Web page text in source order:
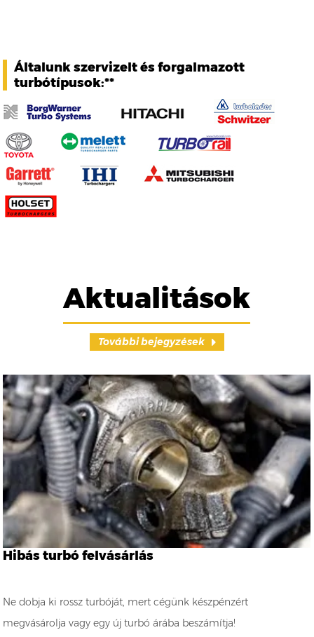
Általunk szervizelt és forgalmazott
turbótípusok:**
Aktualitások
További bejegyzések
Hibás turbó felvásárlás
Ne dobja ki rossz turbóját, mert cégünk készpénzért
megvásárolja vagy egy új turbó árába beszámítja!